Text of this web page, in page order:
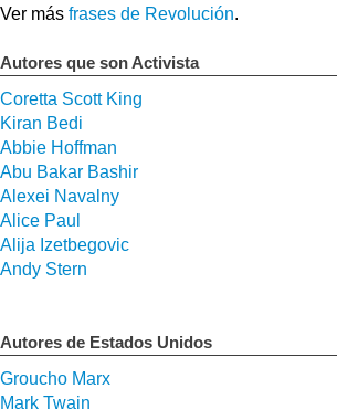
Ver más frases de Revolución.
Autores que son Activista
Coretta Scott King
Kiran Bedi
Abbie Hoffman
Abu Bakar Bashir
Alexei Navalny
Alice Paul
Alija Izetbegovic
Andy Stern
Autores de Estados Unidos
Groucho Marx
Mark Twain